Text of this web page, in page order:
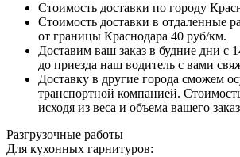
Стоимость доставки по городу
Стоимость доставки в отдаленные
от границы Краснодара 40 руб/км.
Доставим ваш заказ в будние дни с
до приезда наш водитель с вами
Доставку в другие города сможем
транспортной компанией.
исходя из веса и объема вашего
Разгрузочные работы
Для кухонных гарнитуров: